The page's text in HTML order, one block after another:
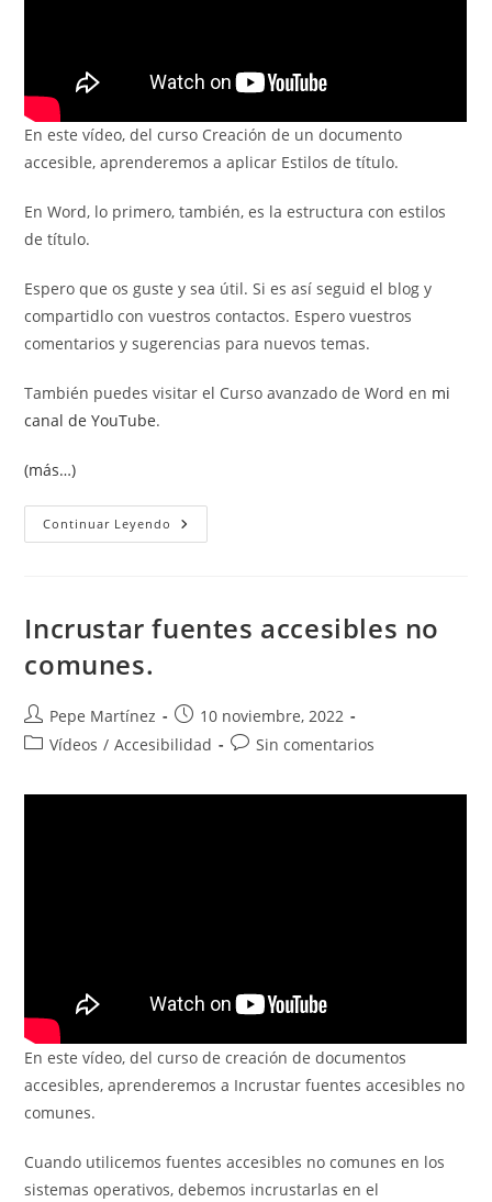
En este vídeo, del curso Creación de un documento
accesible, aprenderemos a aplicar Estilos de título.
En Word, lo primero, también, es la estructura con estilos
de título.
Espero que os guste y sea útil. Si es así seguid el blog y
compartidlo con vuestros contactos. Espero vuestros
comentarios y sugerencias para nuevos temas.
También puedes visitar el Curso avanzado de Word en mi
canal de YouTube.
(más…)
Continuar Leyendo Creación
De
Título.
Incrustar fuentes accesibles no
comunes.
Autor
de
Pepe Martínez
Publicación
de
10 noviembre, 2022
Categoría
la
Vídeos / Accesibilidad
Comentarios
la
Sin comentarios
En este vídeo, del curso de creación de documentos
accesibles, aprenderemos a Incrustar fuentes accesibles no
comunes.
Cuando utilicemos fuentes accesibles no comunes en los
sistemas operativos, debemos incrustarlas en el